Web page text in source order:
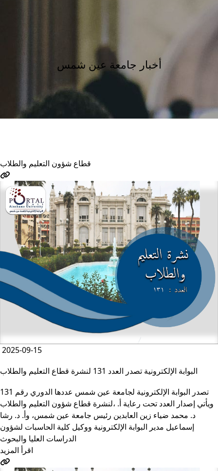
الخطة البحثية للجامعة
سياسة الملكية الفكرية
مدونة الاخلاقيات الجامعية
إستراتيجية التعليم والتعلم
Close
القطاعـات
قطاع شئون التعليم والطلاب
قطاع الدراسات العليا و البحوث
قطاع شئون خدمة المجتمع والبيئة
قطاع أمانة الجامعة
العلاقات الدولية والتعاون الأكاديمي
قطاع الإبتكار والتدريب
مستشفيات الجامعة
بوابة الخدمات الرقمية الذكية
الدليل الإداري لجامعة عين شمس
Close
الشئون الأكاديمية
كليات الجامعة ومعاهدها
برامج المرحلة الجامعية الأولى
البرامج العامة
البرامج الخاصة بمصروفات إضافية
برامج الدرجات العلمية المزدوجة
التعليم المدمج
Close
برامج الدراسات العليا
برامج الكليات
البرامج الدولية
Close
أخبار جامعة عين شمس
قطاع شؤون التعليم والطلاب
2025-09-15
البوابة الإلكترونية تصدر العدد 131 لنشرة قطاع التعليم والطلاب
تصدر البوابة الإلكترونية لجامعة عين شمس عددها الدوري رقم 131
لنشرة قطاع شؤون التعليم ‏والطلاب‎، ويأتي إصدار العدد تحت رعاية أ.
د. محمد ضياء زين العابدين رئيس جامعة عين شمس، وأ. د. ‏رشا
إسماعيل مدير البوابة الإلكترونية ووكيل كلية الحاسبات لشؤون
‏الدراسات العليا والبحوث
اقرأ المزيد